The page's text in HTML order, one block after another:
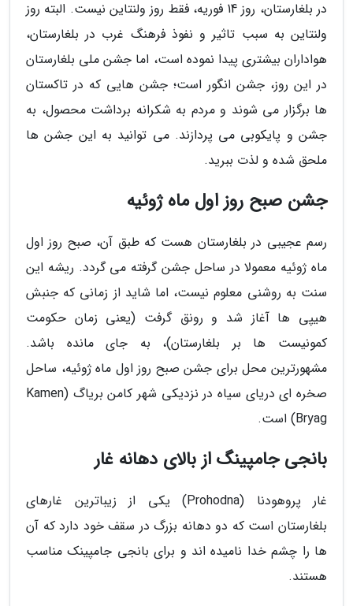
در بلغارستان، روز 14 فوریه، فقط روز ولنتاین نیست. البته روز
ولنتاین به سبب تاثیر و نفوذ فرهنگ غرب در بلغارستان،
هواداران بیشتری پیدا نموده است، اما جشن ملی بلغارستان
در این روز، جشن انگور است؛ جشن هایی که در تاکستان
ها برگزار می شوند و مردم به شکرانه برداشت محصول، به
جشن و پایکوبی می پردازند. می توانید به این جشن ها
ملحق شده و لذت ببرید.
جشن صبح روز اول ماه ژوئیه
رسم عجیبی در بلغارستان هست که طبق آن، صبح روز اول
ماه ژوئیه معمولا در ساحل جشن گرفته می گردد. ریشه این
سنت به روشنی معلوم نیست، اما شاید از زمانی که جنبش
هیپی ها آغاز شد و رونق گرفت (یعنی زمان حکومت
کمونیست ها بر بلغارستان)، به جای مانده باشد.
مشهورترین محل برای جشن صبح روز اول ماه ژوئیه، ساحل
صخره ای دریای سیاه در نزدیکی شهر کامن بریاگ (Kamen
Bryag) است.
بانجی جامپینگ از بالای دهانه غار
غار پروهودنا (Prohodna) یکی از زیباترین غارهای
بلغارستان است که دو دهانه بزرگ در سقف خود دارد که آن
ها را چشم خدا نامیده اند و برای بانجی جامپینک مناسب
هستند.